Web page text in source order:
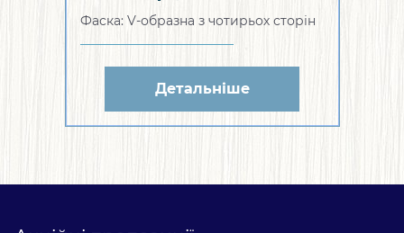
Фаска: V-образна з чотирьох сторін
Детальніше